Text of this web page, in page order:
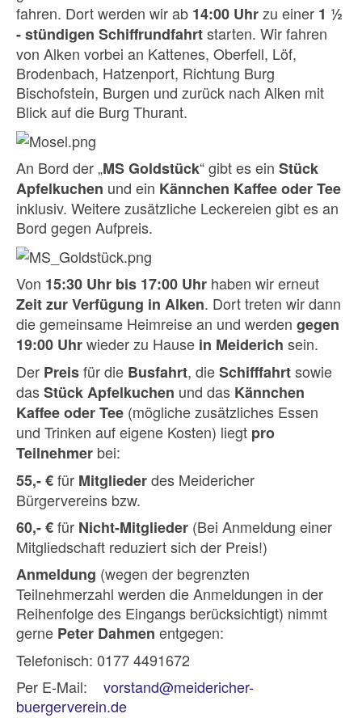
fahren. Dort werden wir ab 14:00 Uhrzu einer 1 ½
- stündigen Schiffrundfahrtstarten. Wir fahren
von Alken vorbei an Kattenes, Oberfell, Löf,
Brodenbach, Hatzenport, Richtung Burg
Bischofstein, Burgen und zurück nach Alken mit
Blick auf die Burg Thurant.
An Bord der „MSGoldstück“ gibt es ein Stück
Apfelkuchen und ein Kännchen Kaffee oder Tee
inklusiv. Weitere zusätzliche Leckereien gibt es an
Bord gegen Aufpreis.
Von 15:30 Uhr bis 17:00 Uhr haben wir erneut
Zeit zur Verfügung in Alken. Dort treten wir dann
die gemeinsame Heimreise an und werden gegen
19:00 Uhrwieder zu Hause in Meiderich sein.
Der Preisfür die Busfahrt, dieSchifffahrtsowie
dasStück Apfelkuchen und das Kännchen
Kaffee oder Tee (mögliche zusätzliches Essen
und Trinken auf eigene Kosten) liegt pro
Teilnehmer bei:
55,- €für Mitgliederdes Meidericher
Bürgervereins bzw.
60,- €für Nicht-Mitglieder (Bei Anmeldung einer
Mitgliedschaft reduziert sich der Preis!)
Anmeldung (wegen der begrenzten
Teilnehmerzahl werden die Anmeldungen in der
Reihenfolge des Eingangs berücksichtigt) nimmt
gerne Peter Dahmen entgegen:
Telefonisch: 0177 4491672
Per E-Mail: vorstand@meidericher-
buergerverein.de